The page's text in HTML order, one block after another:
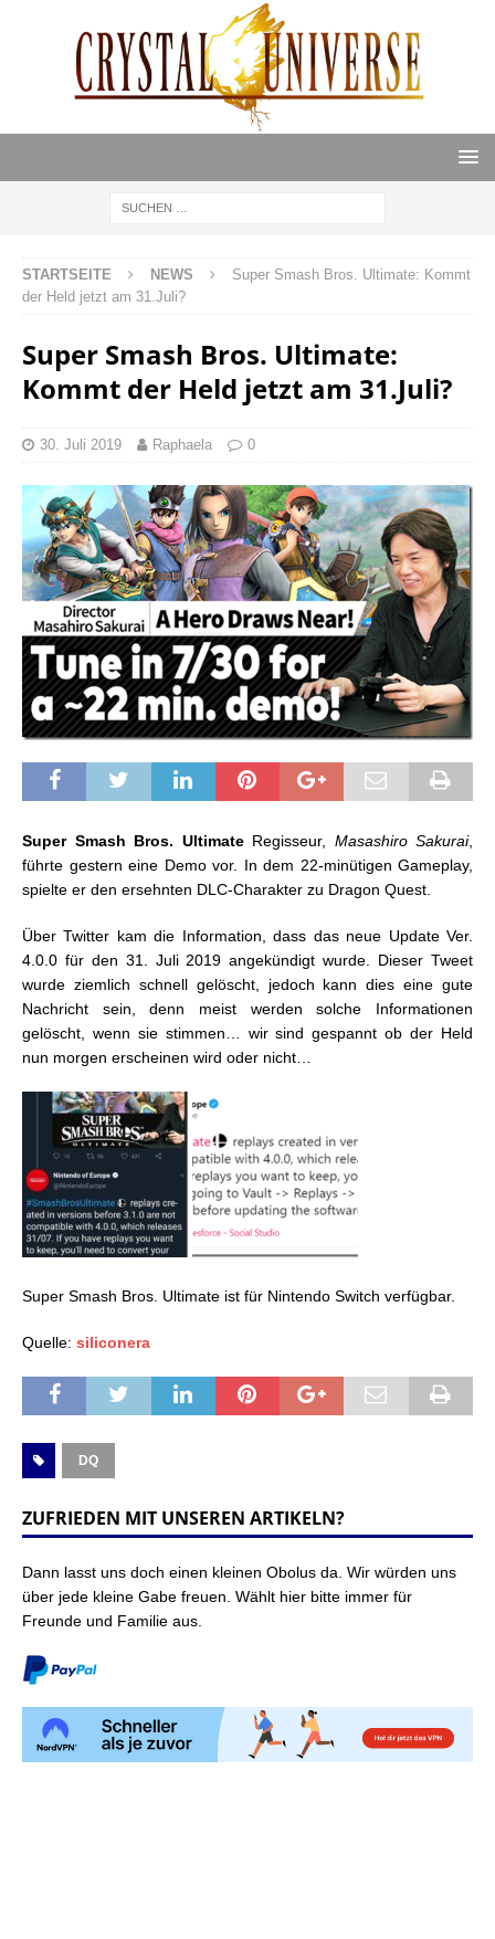
STARTSEITE NEWS
Super Smash Bros. Ultimate: Kommt
der Held jetzt am 31.Juli?
Super Smash Bros. Ultimate:
Kommt der Held jetzt am 31.Juli?
30. Juli 2019 Raphaela 0
Super Smash Bros. UltimateRegisseur, Masashiro Sakurai,
führte gestern eine Demo vor. In dem 22-minütigen Gameplay,
spielte er den ersehnten DLC-Charakter zu Dragon Quest.
Über Twitter kam die Information, dass das neue Update Ver.
4.0.0 für den 31. Juli 2019 angekündigt wurde. Dieser Tweet
wurde ziemlich schnell gelöscht, jedoch kann dies eine gute
Nachricht sein, denn meist werden solche Informationen
gelöscht, wenn sie stimmen… wir sind gespannt ob der Held
nun morgen erscheinen wird oder nicht…
Super Smash Bros. Ultimate ist für Nintendo Switch verfügbar.
Quelle: siliconera
DQ
ZUFRIEDEN MIT UNSEREN ARTIKELN?
Dann lasst uns doch einen kleinen Obolus da. Wir würden uns
über jede kleine Gabe freuen. Wählt hier bitte immer für
Freunde und Familie aus.